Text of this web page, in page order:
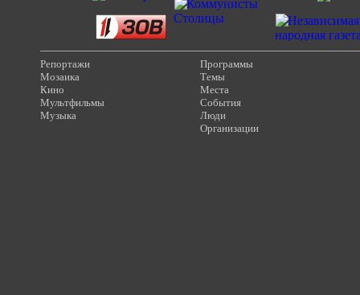
Репортажи
Мозаика
Кино
Мультфильмы
Музыка
Программы
Темы
Места
События
Люди
Организации